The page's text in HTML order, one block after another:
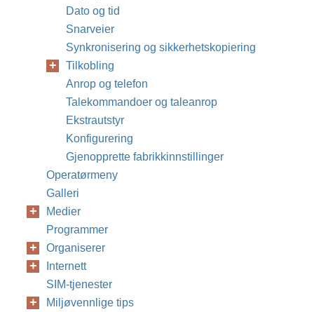
Dato og tid
Snarveier
Synkronisering og sikkerhetskopiering
Tilkobling
Anrop og telefon
Talekommandoer og taleanrop
Ekstrautstyr
Konfigurering
Gjenopprette fabrikkinnstillinger
Operatørmeny
Galleri
Medier
Programmer
Organiserer
Internett
SIM-tjenester
Miljøvennlige tips